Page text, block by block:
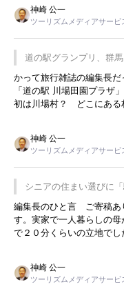
神崎 公一
ツーリズムメディアサー
道の駅グランプリ、群
かって旅行雑誌の編集長
「道の駅 川場田園プラ
初は川場村？ どこにある
永井 彰一社長にインタビ
した。プレゼンも巧みで
は、従業員に東京ディズ
の何かを理解してもらっ
プレミアムヨーグルトを
です。永井社長は、駐車
ことに目をつけ、高級商品
事を懐かしく読みました。
神崎 公一
ツーリズムメディアサー
シニアの住まい選びに
暮らし
編集長のひと言 ご寄稿あ
す。実家で一人暮らしの
で２０分くらいの立地で
ました。母の住まいから
すが、私と妹にとっては
は、当人だけではなく、
と思いました。
神崎 公一
ツーリズムメディアサー